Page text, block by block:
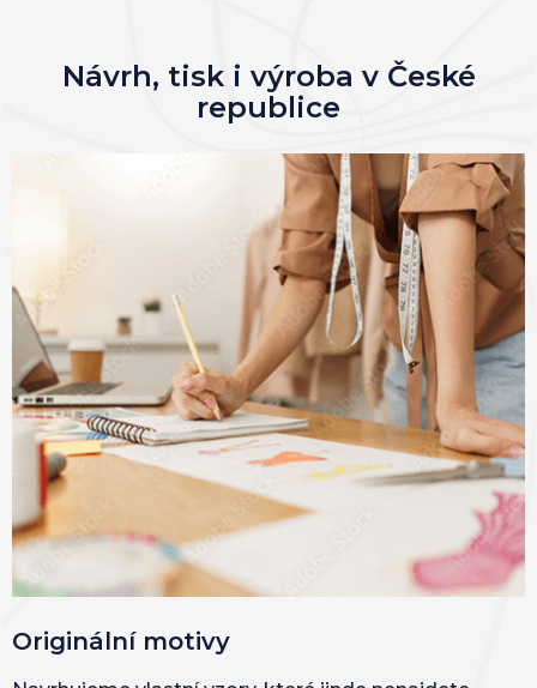
Návrh, tisk i výroba v České
republice
Originální motivy